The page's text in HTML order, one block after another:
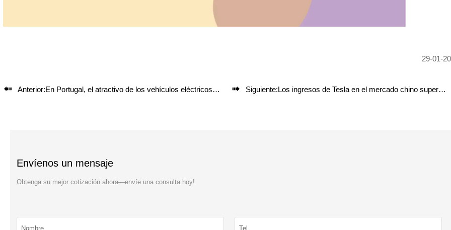
29-01-
 Anterior:En Portugal, el atractivo de los vehículos eléctricos chinos sigue creciendo  Siguiente:Los ingresos de Tesla en el mercado chino superan los 20.000 millones de dólares durante tres años consecutivos
Envíenos un mensaje
Obtenga su mejor cotización ahora—envíe una consulta hoy!